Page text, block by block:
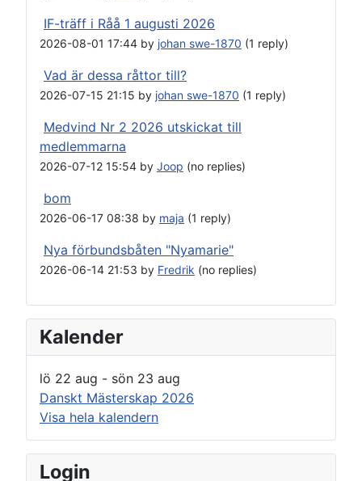
IF-träff i Råå 1 augusti 2026
2026-08-01 17:44 by johan swe-1870 (1 reply)
Vad är dessa råttor till?
2026-07-15 21:15 by johan swe-1870 (1 reply)
Medvind Nr 2 2026 utskickat till
medlemmarna
2026-07-12 15:54 by Joop (no replies)
bom
2026-06-17 08:38 by maja (1 reply)
Nya förbundsbåten "Nyamarie"
2026-06-14 21:53 by Fredrik (no replies)
Kalender
lö 22 aug - sön 23 aug
Danskt Mästerskap 2026
Visa hela kalendern
Login